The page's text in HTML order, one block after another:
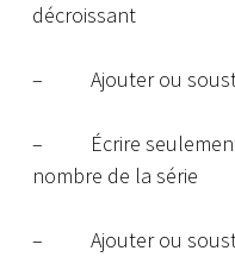
décroissant
– Ajouter ou
– Écrire seulement
nombre de la série
– Ajouter ou